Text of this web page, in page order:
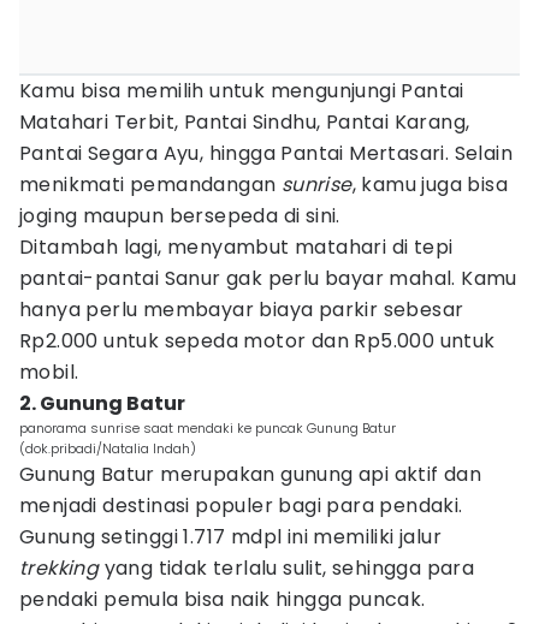
Kamu bisa memilih untuk mengunjungi Pantai
Matahari Terbit, Pantai Sindhu, Pantai Karang,
Pantai Segara Ayu, hingga Pantai Mertasari. Selain
menikmati pemandangan sunrise, kamu juga bisa
joging maupun bersepeda di sini.
Ditambah lagi, menyambut matahari di tepi
pantai-pantai Sanur gak perlu bayar mahal. Kamu
hanya perlu membayar biaya parkir sebesar
Rp2.000 untuk sepeda motor dan Rp5.000 untuk
mobil.
2. Gunung Batur
panorama sunrise saat mendaki ke puncak Gunung Batur
(dok.pribadi/Natalia Indah)
Gunung Batur merupakan gunung api aktif dan
menjadi destinasi populer bagi para pendaki.
Gunung setinggi 1.717 mdpl ini memiliki jalur
trekkingyang tidak terlalu sulit, sehingga para
pendaki pemula bisa naik hingga puncak.